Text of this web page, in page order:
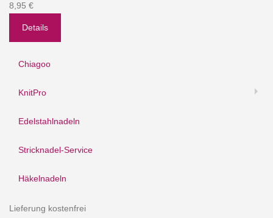
8,95 €
Details
Chiagoo
KnitPro
Edelstahlnadeln
Stricknadel-Service
Häkelnadeln
Lieferung kostenfrei